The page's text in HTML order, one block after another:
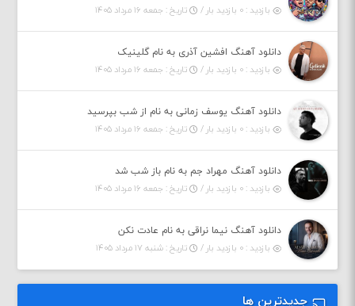
بازدید : ۰ بازدید بار /
تاریخ : جمعه ۱۶ مرداد ۱۴۰۵
دانلود آهنگ افشین آذری به نام گلینیک
بازدید : ۰ بازدید بار /
تاریخ : جمعه ۱۶ مرداد ۱۴۰۵
دانلود آهنگ یوسف زمانی به نام از شب بپرسید
بازدید : ۰ بازدید بار /
تاریخ : جمعه ۱۶ مرداد ۱۴۰۵
دانلود آهنگ مهراد جم به نام باز شب شد
بازدید : ۰ بازدید بار /
تاریخ : جمعه ۱۶ مرداد ۱۴۰۵
دانلود آهنگ نیما نراقی به نام عادت نکن
بازدید : ۰ بازدید بار /
تاریخ : شنبه ۱۷ مرداد ۱۴۰۵
جدیدترین ها